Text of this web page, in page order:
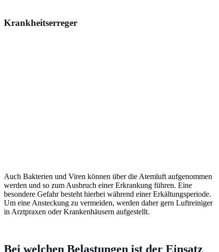
Krankheitserreger
Auch Bakterien und Viren können über die Atemluft aufgenommen
werden und so zum Ausbruch einer Erkrankung führen. Eine
besondere Gefahr besteht hierbei während einer Erkältungsperiode.
Um eine Ansteckung zu vermeiden, werden daher gern Luftreiniger
in Arztpraxen oder Krankenhäusern aufgestellt.
Bei welchen Belastungen ist der Einsatz